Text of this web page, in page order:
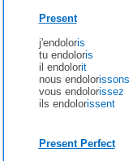
Present
j'endoloris
tu endoloris
il endolorit
nous endolorissons
vous endolorissez
ils endolorissent
Present Perfect